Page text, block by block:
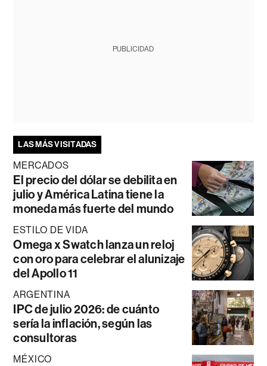
PUBLICIDAD
LAS MÁS VISITADAS
MERCADOS
El precio del dólar se debilita en
julio y América Latina tiene la
moneda más fuerte del mundo
ESTILO DE VIDA
Omega x Swatch lanza un reloj
con oro para celebrar el alunizaje
del Apollo 11
ARGENTINA
IPC de julio 2026: de cuánto
sería la inflación, según las
consultoras
MÉXICO